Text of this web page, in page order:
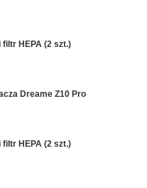
HEPA (2 szt.)
Dreame Z10 Pro
HEPA (2 szt.)